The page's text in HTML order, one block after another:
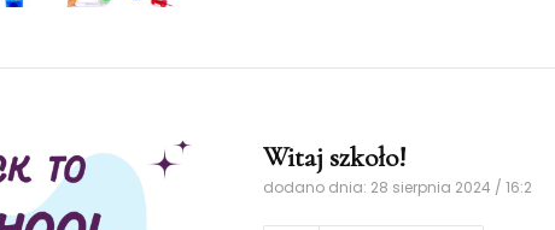
Witaj szkoło!
dodano dnia: 28 sierpnia 2024 / 16:2